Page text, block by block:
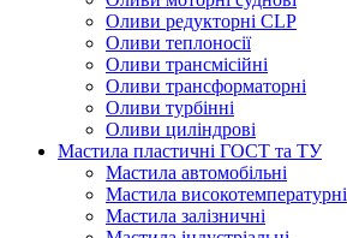
Оливи редукторні CLP
Оливи теплоносії
Оливи трансмісійні
Оливи трансформаторні
Оливи турбінні
Оливи циліндрові
Мастила пластичні ГОСТ та ТУ
Мастила автомобільні
Мастила високотемпературні
Мастила залізничні